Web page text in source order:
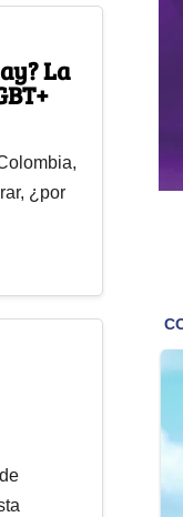
La
¿por